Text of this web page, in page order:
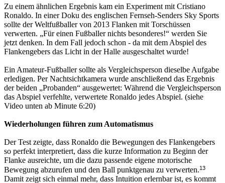
Zu einem ähnlichen Ergebnis kam ein Experiment mit Cristiano
Ronaldo. In einer Doku des englischen Fernseh-Senders Sky Sports
sollte der Weltfußballer von 2013 Flanken mit Torschüssen
verwerten. „Für einen Fußballer nichts besonderes!“ werden Sie
jetzt denken. In dem Fall jedoch schon - da mit dem Abspiel des
Flankengebers das Licht in der Halle ausgeschaltet wurde!
Ein Amateur-Fußballer sollte als Vergleichsperson dieselbe Aufgabe
erledigen. Per Nachtsichtkamera wurde anschließend das Ergebnis
der beiden „Probanden“ ausgewertet: Während die Vergleichsperson
das Abspiel verfehlte, verwertete Ronaldo jedes Abspiel. (siehe
Video unten ab Minute 6:20)
Wiederholungen führen zum Automatismus
Der Test zeigte, dass Ronaldo die Bewegungen des Flankengebers
so perfekt interpretiert, dass die kurze Information zu Beginn der
Flanke ausreichte, um die dazu passende eigene motorische
Bewegung abzurufen und den Ball punktgenau zu verwerten.13
Damit zeigt sich einmal mehr, dass Intuition erlernbar ist, es kommt